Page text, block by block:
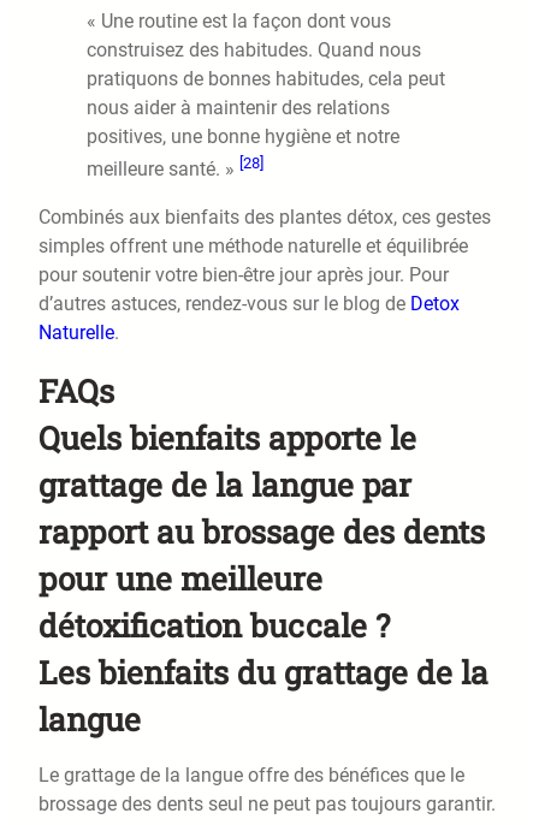
« Une routine est la façon dont vous
construisez des habitudes. Quand nous
pratiquons de bonnes habitudes, cela peut
nous aider à maintenir des relations
positives, une bonne hygiène et notre
meilleure santé. » [28]
Combinés aux bienfaits des plantes détox, ces gestes
simples offrent une méthode naturelle et équilibrée
pour soutenir votre bien-être jour après jour. Pour
d’autres astuces, rendez-vous sur le blog de Detox
Naturelle.
FAQs
Quels bienfaits apporte le
grattage de la langue par
rapport au brossage des dents
pour une meilleure
détoxification buccale ?
Les bienfaits du grattage de la
langue
Le grattage de la langue offre des bénéfices que le
brossage des dents seul ne peut pas toujours garantir.